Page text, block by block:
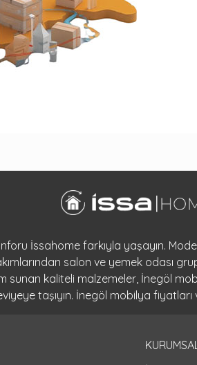
İssahome farkıyla yaşayın.
salon ve yemek odası
sunan kaliteli malzemeler, İnegöl
taşıyın. İnegöl mobilya
KURUMSAL